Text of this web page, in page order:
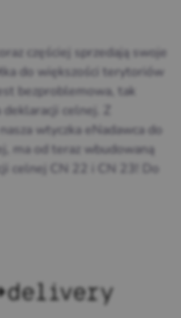
częściej sprzedają swoje
do większości terytoriów
bezproblemowa, tak
celnej. Z
wtyczka eNadawca do
ma od teraz wbudowaną
celnej CN 22 i CN 23! Do